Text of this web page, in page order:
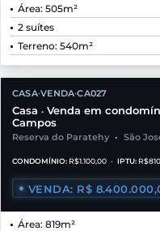
Área: 505m²
2 suítes
Terreno: 540m²
CASA•VENDA•CA027
Casa • Venda em
Campos
Reserva do Paratehy • São
CONDOMÍNIO: R$1.100,00 • IPTU:
VENDA: R$
Área: 819m²